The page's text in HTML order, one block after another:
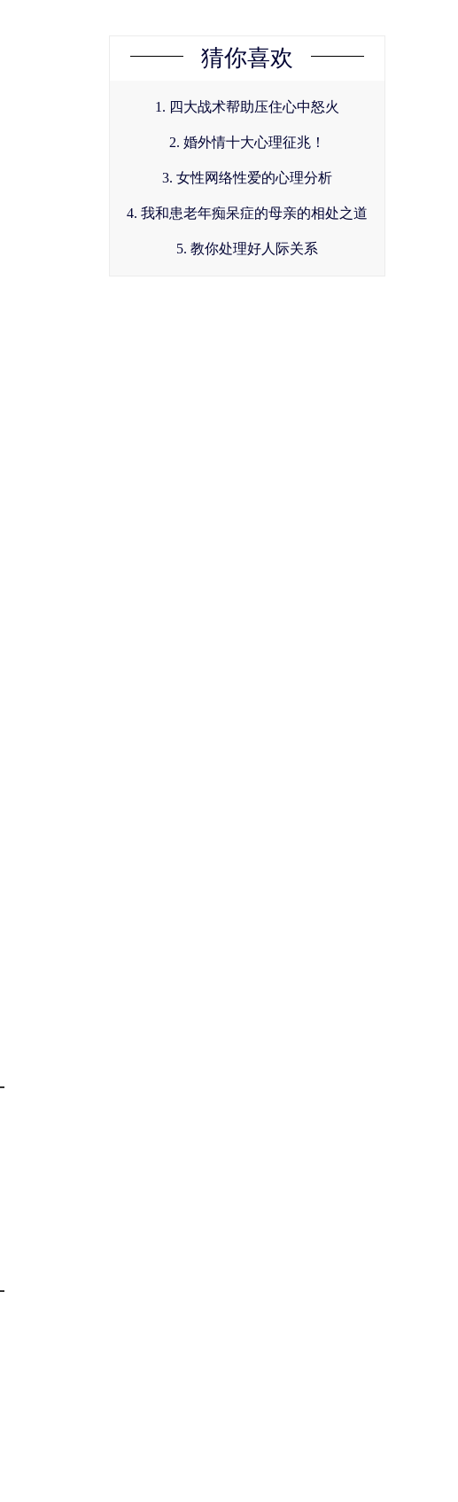
猜你喜欢
1. 四大战术帮助压住心中怒火
2. 婚外情十大心理征兆！
3. 女性网络性爱的心理分析
4. 我和患老年痴呆症的母亲的相处之道
5. 教你处理好人际关系